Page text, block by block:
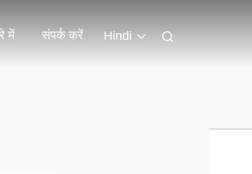
में संपर्क करें Hindi